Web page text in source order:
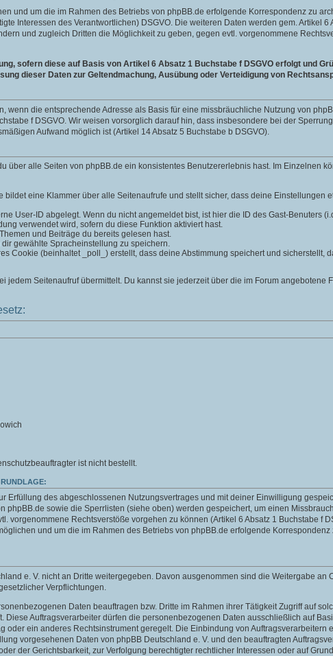
und um die im Rahmen des Betriebs von phpBB.de erfolgende Korrespondenz zu
Interessen des Verantwortlichen) DSGVO. Die weiteren Daten werden gem. Artikel 6
und zugleich Dritten die Möglichkeit zu geben, gegen evtl. vorgenommene
sofern diese auf Basis von Artikel 6 Absatz 1 Buchstabe f DSGVO erfolgt und
dieser Daten zur Geltendmachung, Ausübung oder Verteidigung von
die entsprechende Adresse als Basis für eine missbräuchliche Nutzung von
f DSGVO. Wir weisen vorsorglich darauf hin, dass insbesondere bei der
Aufwand möglich ist (Artikel 14 Absatz 5 Buchstabe b DSGVO).
über alle Seiten von phpBB.de ein konsistentes Benutzererlebnis hast. Im Einzelnen
eine Klammer über alle Seitenaufrufe und stellt sicher, dass deine Einstellungen
User-ID abgelegt. Wenn du nicht angemeldet bist, ist hier die ID des Gast-Benuters
verwendet wird, sofern du diese Funktion aktiviert hast.
und Beiträge du bereits gelesen hast.
gewählte Spracheinstellung zu speichern.
Cookie (beinhaltet _poll_) erstellt, dass deine Abstimmung speichert und sicherstellt,
Seitenaufruf übermittelt. Du kannst sie jederzeit über die im Forum angebotene
ist nicht bestellt.
des abgeschlossenen Nutzungsvertrages und mit deiner Einwilligung
sowie die Sperrlisten (siehe oben) werden gespeichert, um einen
Rechtsverstöße vorgehen zu können (Artikel 6 Absatz 1 Buchstabe f
und um die im Rahmen des Betriebs von phpBB.de erfolgende
e. V. nicht an Dritte weitergegeben. Davon ausgenommen sind die Weitergabe an
Verpflichtungen.
Daten beauftragen bzw. Dritte im Rahmen ihrer Tätigkeit Zugriff auf
Diese Auftragsverarbeiter dürfen die personenbezogenen Daten ausschließlich auf
ein anderes Rechtsinstrument geregelt. Die Einbindung von Auftragsverarbeitern
vorgesehenen Daten von phpBB Deutschland e. V. und den beauftragten
der Gerichtsbarkeit, zur Verfolgung berechtigter rechtlicher Interessen oder auf